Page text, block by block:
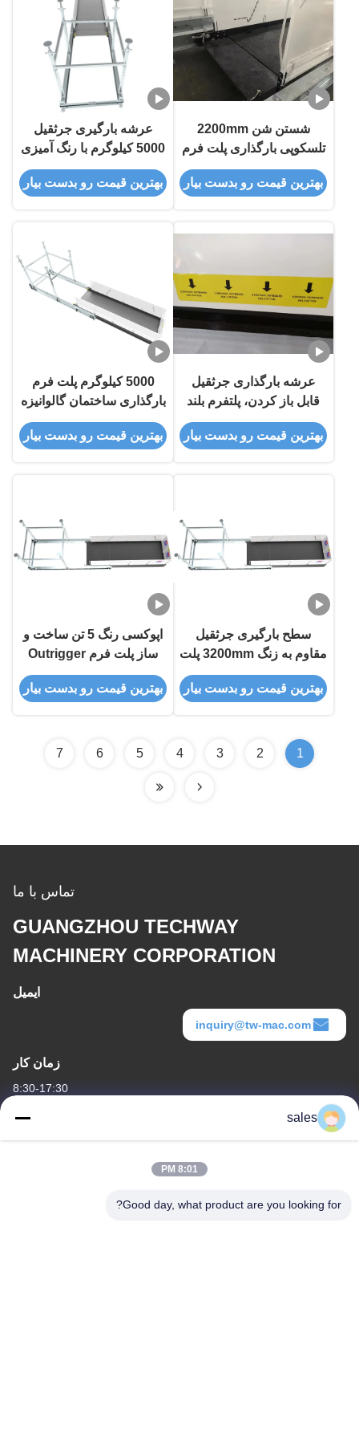
شستن شن 2200mm
تلسکوپی بارگذاری پلت فرم
برای ساختمان
بهترین قیمت رو بدست بیار
عرشه بارگیری جرثقیل
5000 کیلوگرم با رنگ آمیزی
اپوکسی MLP2800-H
بهترین قیمت رو بدست بیار
عرشه بارگذاری جرثقیل
قابل باز کردن، پلتفرم بلند
کردن مواد 5000 کیلوگرم
بهترین قیمت رو بدست بیار
5000 کیلوگرم پلت فرم
بارگذاری ساختمان گالوانیزه
گرم MLP4200
بهترین قیمت رو بدست بیار
سطح بارگیری جرثقیل
مقاوم به زنگ 3200mm پلت
فرم بلند کردن مواد
بهترین قیمت رو بدست بیار
اپوکسی رنگ 5 تن ساخت و
ساز پلت فرم Outrigger
طراحی فشرده
بهترین قیمت رو بدست بیار
1
2
3
4
5
6
7
تماس با ما
GUANGZHOU TECHWAY
MACHINERY CORPORATION
ایمیل
inquiry@tw-mac.com
زمان کار
8:30-17:30
آدرس ما sales
8:01 PM
Good day, what product are you looking for?